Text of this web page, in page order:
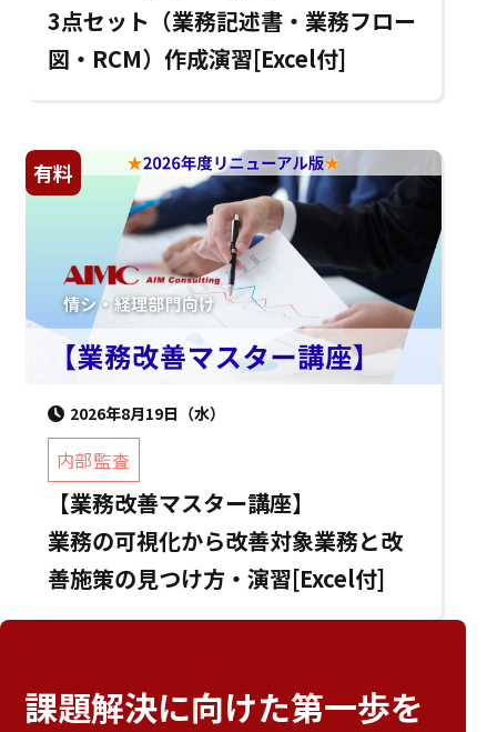
3点セット（業務記述書・業務フロー
図・RCM）作成演習[Excel付]
有料
2026年8月19日（水）
内部監査
【業務改善マスター講座】
業務の可視化から改善対象業務と改
善施策の見つけ方・演習[Excel付]
課題解決に向けた第一歩を